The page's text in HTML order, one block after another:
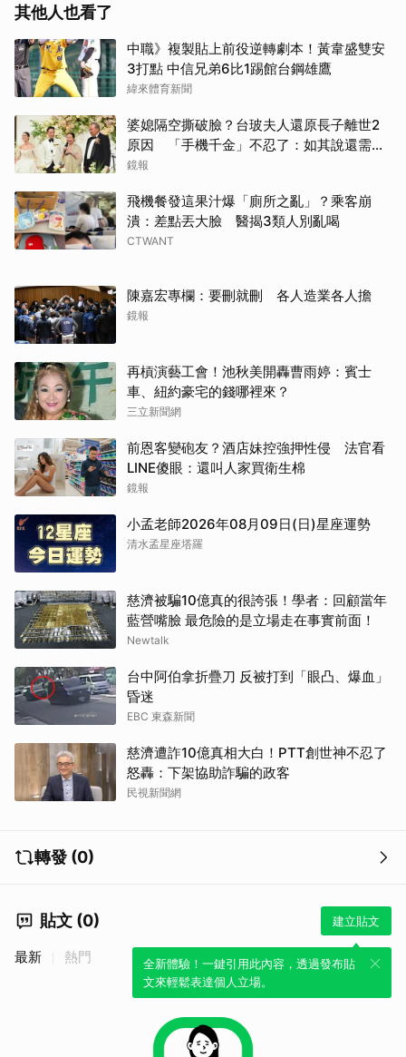
其他人也看了
中職》複製貼上前役逆轉劇本！黃韋盛雙安
3打點 中信兄弟6比1踢館台鋼雄鷹
緯來體育新聞
婆媳隔空撕破臉？台玻夫人還原長子離世2
原因 「手機千金」不忍了：如其說還需要
離開嗎？
鏡報
飛機餐發這果汁爆「廁所之亂」？乘客崩
潰：差點丟大臉 醫揭3類人別亂喝
CTWANT
陳嘉宏專欄：要刪就刪 各人造業各人擔
鏡報
再槓演藝工會！池秋美開轟曹雨婷：賓士
車、紐約豪宅的錢哪裡來？
三立新聞網
前恩客變砲友？酒店妹控強押性侵 法官看
LINE傻眼：還叫人家買衛生棉
鏡報
小孟老師2026年08月09日(日)星座運勢
清水孟星座塔羅
慈濟被騙10億真的很誇張！學者：回顧當年
藍營嘴臉 最危險的是立場走在事實前面！
Newtalk
台中阿伯拿折疊刀 反被打到「眼凸、爆血」
昏迷
EBC 東森新聞
慈濟遭詐10億真相大白！PTT創世神不忍了
怒轟：下架協助詐騙的政客
民視新聞網
轉發 (0)
貼文 (0) 建立貼文
全新體驗！一鍵引用此內容，透過發布貼
文來輕鬆表達個人立場。
最新 熱門